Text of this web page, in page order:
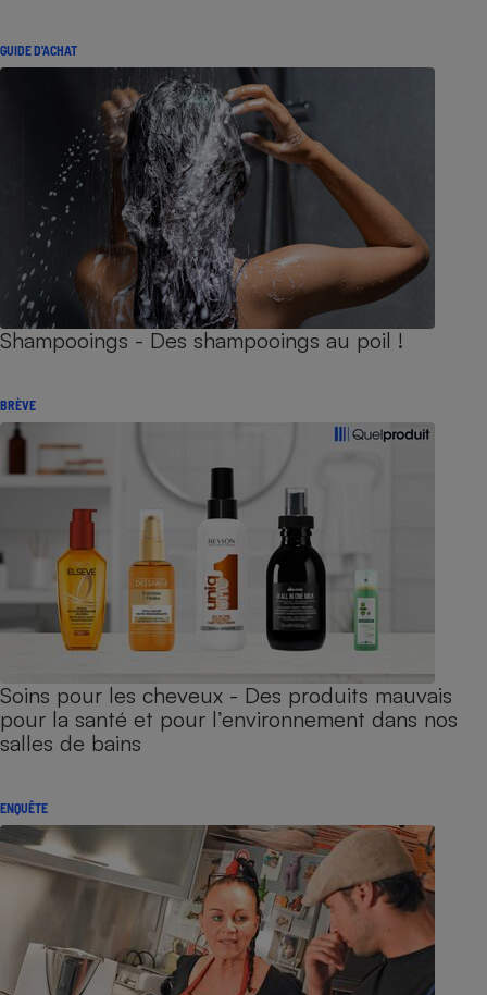
GUIDE D'ACHAT
Shampooings - Des shampooings au poil !
BRÈVE
Soins pour les cheveux - Des produits mauvais
pour la santé et pour l’environnement dans nos
salles de bains
ENQUÊTE